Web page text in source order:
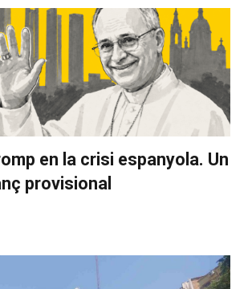
en la crisi espanyola. Un
provisional